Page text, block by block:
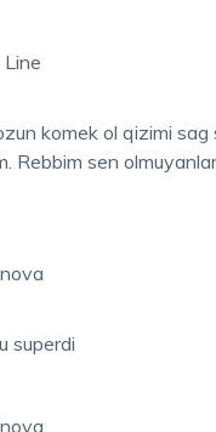
komek ol qizimi sag
Rebbim sen
superdi